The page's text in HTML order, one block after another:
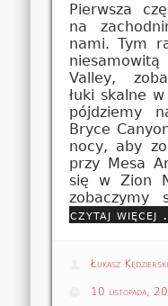
Pierwsza
na
nami. Tym
Valley,
łuki skalne
pójdziemy
Bryce
nocy, aby
przy Mesa
się w Zion
zobaczymy
czytaj więcej
Łukasz Kędzierski
10 listopada,